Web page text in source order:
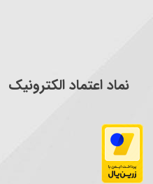
نماد اعتماد الکترونیک